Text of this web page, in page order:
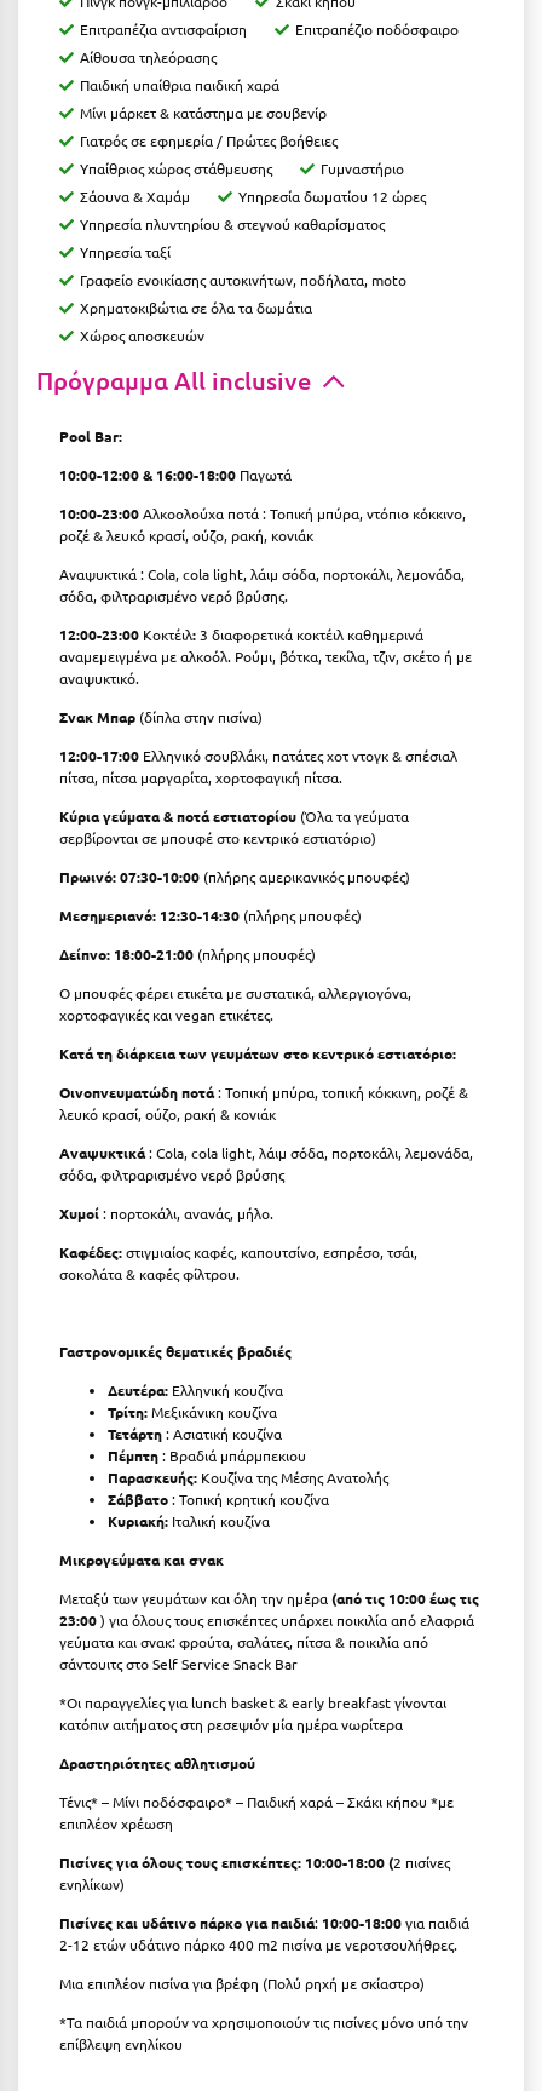
Μυστράς
Μυτιλήνη
Νάξος
Νάουσα
Ναυπακτία
Ναύπλιο
Νέα Μάκρη
Νέα Στύρα Εύβοιας
Νέοι Πόροι Πιερίας
Ξυλόκαστρο
Ορεινή Ναυπακτία
Παραλία Κατερίνης
Παραλία Λιτοχώρου
Πάργα
Πάρος
Πάτμος
Πάτρα
Πειραιάς
Πελοπόννησος
Πλύτρα Λακωνίας
Πόρος
Πρέβεζα
Πύλος
Πύργος
Ρέθυμνο
Ρόδος
Επιτραπέζια αντισφαίριση
Επιτραπέζιο ποδόσφαιρο
Αίθουσα τηλεόρασης
Παιδική υπαίθρια παιδική χαρά
Μίνι μάρκετ & κατάστημα με σουβενίρ
Γιατρός σε εφημερία / Πρώτες βοήθειες
Υπαίθριος χώρος στάθμευσης
Γυμναστήριο
Σάουνα & Χαμάμ
Υπηρεσία δωματίου 12 ώρες
Υπηρεσία πλυντηρίου & στεγνού καθαρίσματος
Υπηρεσία ταξί
Γραφείο ενοικίασης αυτοκινήτων, ποδήλατα, moto
Χρηματοκιβώτια σε όλα τα δωμάτια
Χώρος αποσκευών
Πρόγραμμα All inclusive
Pool Bar:
10:00-12:00 & 16:00-18:00 Παγωτά
10:00-23:00Αλκοολούχα ποτά : Τοπική μπύρα, ντόπιο κόκκινο,
ροζέ & λευκό κρασί, ούζο, ρακή, κονιάκ
Αναψυκτικά : Cola, cola light, λάιμ σόδα, πορτοκάλι, λεμονάδα,
σόδα, φιλτραρισμένο νερό βρύσης.
12:00-23:00 Κοκτέιλ: 3 διαφορετικά κοκτέιλ καθημερινά
αναμεμειγμένα με αλκοόλ. Ρούμι, βότκα, τεκίλα, τζιν, σκέτο ή με
αναψυκτικό.
Σνακ Μπαρ (δίπλα στην πισίνα)
12:00-17:00 Ελληνικό σουβλάκι, πατάτες χοτ ντογκ & σπέσιαλ
πίτσα, πίτσα μαργαρίτα, χορτοφαγική πίτσα.
Κύρια γεύματα & ποτά εστιατορίου (Όλα τα γεύματα
σερβίρονται σε μπουφέ στο κεντρικό εστιατόριο)
Πρωινό: 07:30-10:00 (πλήρης αμερικανικός μπουφές)
Μεσημεριανό: 12:30-14:30 (πλήρης μπουφές)
Δείπνο: 18:00-21:00 (πλήρης μπουφές)
Ο μπουφές φέρει ετικέτα με συστατικά, αλλεργιογόνα,
χορτοφαγικές και vegan ετικέτες.
Κατά τη διάρκεια των γευμάτων στο κεντρικό εστιατόριο:
Οινοπνευματώδη ποτά: Τοπική μπύρα, τοπική κόκκινη, ροζέ &
λευκό κρασί, ούζο, ρακή & κονιάκ
Αναψυκτικά: Cola, cola light, λάιμ σόδα, πορτοκάλι, λεμονάδα,
σόδα, φιλτραρισμένο νερό βρύσης
Χυμοί: πορτοκάλι, ανανάς, μήλο.
Καφέδες:στιγμιαίος καφές, καπουτσίνο, εσπρέσο, τσάι,
σοκολάτα & καφές φίλτρου.
Γαστρονομικές θεματικές βραδιές
Δευτέρα: Ελληνική κουζίνα
Τρίτη:Μεξικάνικη κουζίνα
Τετάρτη: Ασιατική κουζίνα
Πέμπτη: Βραδιά μπάρμπεκιου
Παρασκευής: Κουζίνα της Μέσης Ανατολής
Σάββατο: Τοπική κρητική κουζίνα
Κυριακή: Ιταλική κουζίνα
Μικρογεύματα και σνακ​​
Μεταξύ των γευμάτων και όλη την ημέρα(από τις 10:00 έως τις
23:00) για όλους τους επισκέπτες υπάρχει ποικιλία από ελαφριά
γεύματα και σνακ: φρούτα, σαλάτες, πίτσα & ποικιλία από
σάντουιτς στο Self Service Snack Bar
*Οι παραγγελίες για lunch basket & early breakfast γίνονται
κατόπιν αιτήματος στη ρεσεψιόν μία ημέρα νωρίτερα
Δραστηριότητες αθλητισμού​
Τένις* – Μίνι ποδόσφαιρο* – Παιδική χαρά – Σκάκι κήπου *με
επιπλέον χρέωση
Πισίνες για όλους τους επισκέπτες: 10:00-18:00 (2 πισίνες
ενηλίκων)
Πισίνες και υδάτινο πάρκο για παιδιά​: 10:00-18:00για παιδιά
2-12 ετών υδάτινο πάρκο 400 m2 πισίνα με νεροτσουλήθρες.
Μια επιπλέον πισίνα για βρέφη (Πολύ ρηχή με σκίαστρο)
*Τα παιδιά μπορούν να χρησιμοποιούν τις πισίνες μόνο υπό την
επίβλεψη ενηλίκου